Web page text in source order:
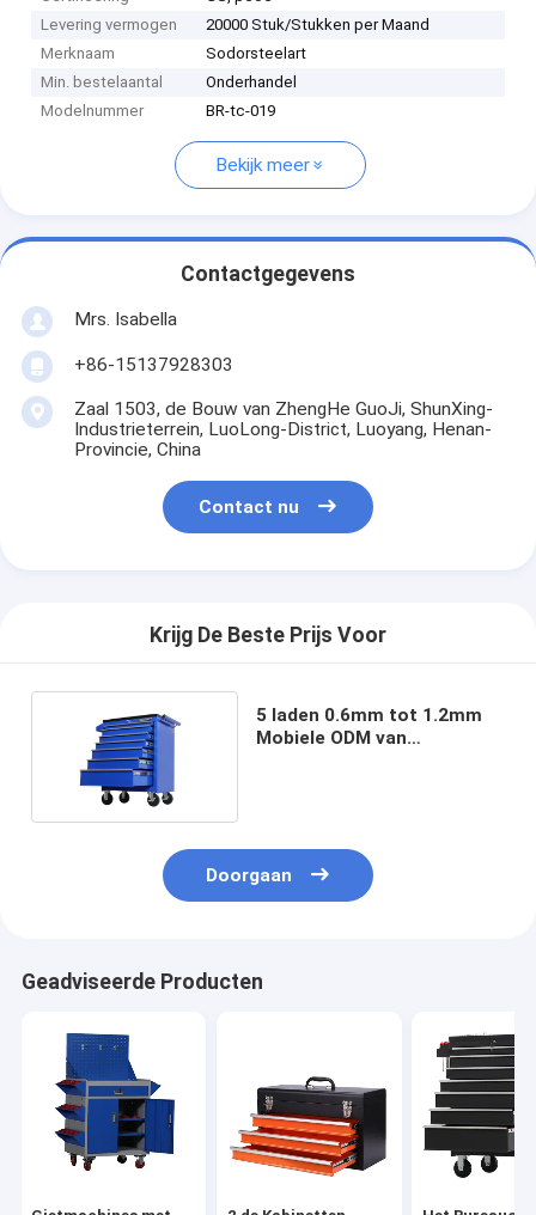
Levering vermogen
20000 Stuk/Stukken per Maand
Merknaam
Sodorsteelart
Min. bestelaantal
Onderhandel
Modelnummer
BR-tc-019
Bekijk meer
Contactgegevens
Mrs. Isabella
+86-15137928303
Zaal 1503, de Bouw van ZhengHe GuoJi, ShunXing-
Industrieterrein, LuoLong-District, Luoyang, Henan-
Provincie, China
Contact nu
Krijg De Beste Prijs Voor
5 laden 0.6mm tot 1.2mm
Mobiele ODM van
Doorgaan
Geadviseerde Producten